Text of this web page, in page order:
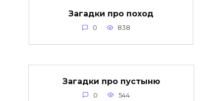
Загадки про поход
0 838
Загадки про пустыню
0 544